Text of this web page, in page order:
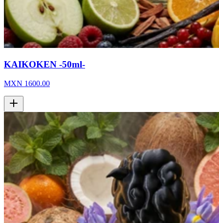
KAIKOKEN -50ml-
MXN 1600.00